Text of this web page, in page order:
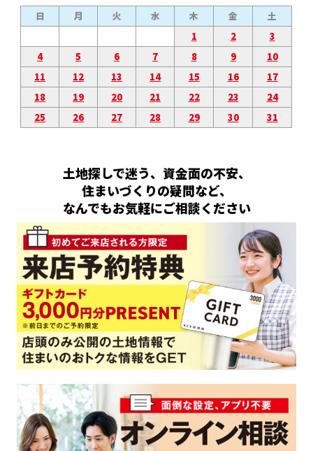
日 月 火 水 木 金
土
1
2
3
4
5 6 7 8 9
10
11
12 13 14 15 16
17
18
19 20 21 22 23
24
25
26 27 28 29 30 31
土地探しで迷う、資金面の不安、
住まいづくりの疑問など、
なんでもお気軽にご相談ください